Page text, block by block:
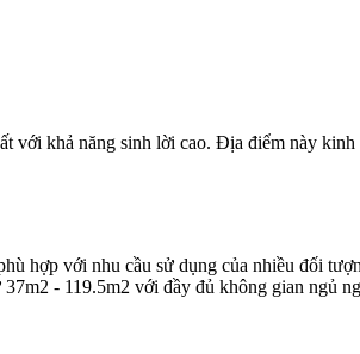
với khả năng sinh lời cao. Địa điểm này
hợp với nhu cầu sử dụng của nhiều đối
- 119.5m2 với đầy đủ không gian ngủ